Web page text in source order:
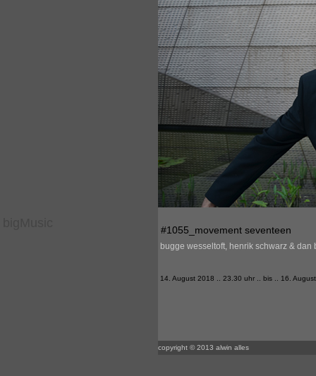
#1055_movement seventeen
bugge wesseltoft, henrik schwarz & dan
14. August 2018 .. 23.30 uhr .. bis .. 16.
copyright © 2013 alwin alles